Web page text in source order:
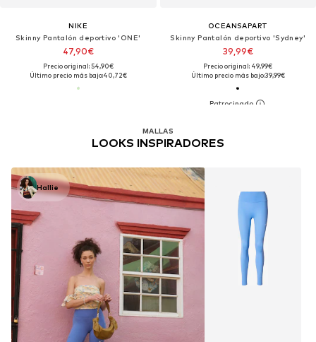
NIKE
Skinny Pantalón deportivo 'ONE'
47,90€
Precio original: 54,90€
Último precio más bajo:40,72€
OCEANSAPART
Skinny Pantalón deportivo 'Sydney'
39,99€
Precio original: 49,99€
Último precio más bajo:39,99€
MALLAS
LOOKS INSPIRADORES
Hallie